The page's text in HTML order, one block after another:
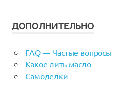
ДОПОЛНИТЕЛЬНО
FAQ — Частые вопросы
Какое лить масло
Самоделки